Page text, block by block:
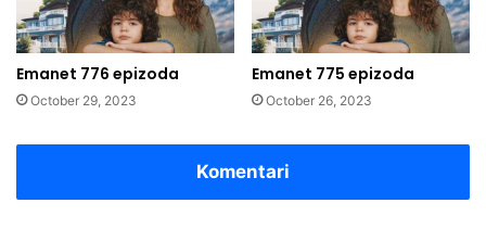
Emanet 776 epizoda
October 29, 2023
Emanet 775 epizoda
October 26, 2023
Komentari